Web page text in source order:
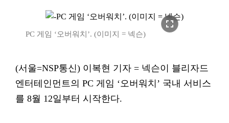
fullscreen
PC 게임 ‘오버워치’. (이미지 = 넥슨)
(서울=NSP통신) 이복현 기자 = 넥슨이 블리자드
엔터테인먼트의 PC 게임 ‘오버워치’ 국내 서비스
를 8월 12일부터 시작한다.